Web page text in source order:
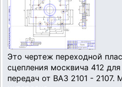
Это чертеж переходной
сцепления москвича 412
передач от ВАЗ 2101 - 2107.